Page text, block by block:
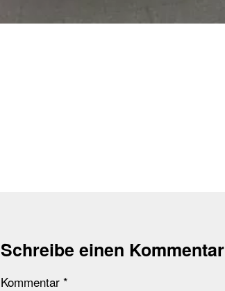
Schreibe einen Kommentar
Kommentar *